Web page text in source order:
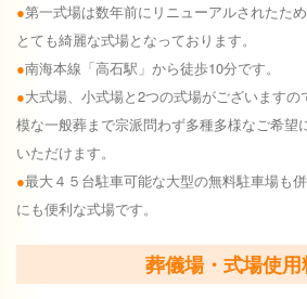
第一式場は数年前にリニューアルされたた
とても綺麗な式場となっております。
南海本線「高石駅」から徒歩10分です。
大式場、小式場と2つの式場がございます
模な一般葬まで宗派問わず多種多様なご希望
いただけます。
最大４５台駐車可能な大型の無料駐車場も
にも便利な式場です。
葬儀場・式場使